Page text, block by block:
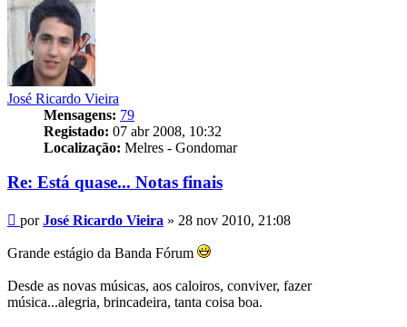
José Ricardo Vieira
Mensagens: 79
Registado: 07 abr 2008, 10:32
Localização: Melres - Gondomar
Re: Está quase... Notas finais
Mensagem
porJosé Ricardo Vieira » 28 nov 2010, 21:08
Grande estágio da Banda Fórum
Desde as novas músicas, aos caloiros, conviver, fazer
música...alegria, brincadeira, tanta coisa boa.